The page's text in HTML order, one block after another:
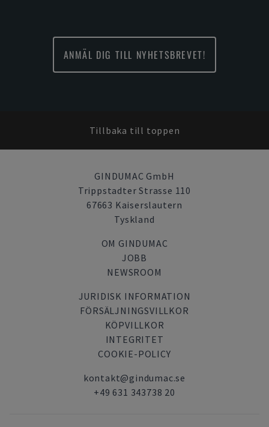
ANMÄL DIG TILL NYHETSBREVET!
Tillbaka till toppen
GINDUMAC GmbH
Trippstadter Strasse 110
67663 Kaiserslautern
Tyskland
OM GINDUMAC
JOBB
NEWSROOM
JURIDISK INFORMATION
FÖRSÄLJNINGSVILLKOR
KÖPVILLKOR
INTEGRITET
COOKIE-POLICY
kontakt@gindumac.se
+49 631 343738 20